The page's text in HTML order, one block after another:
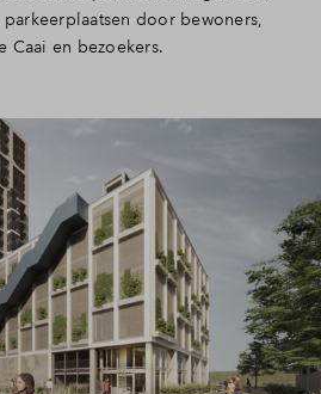
door bewoners,
Caai en bezoekers.